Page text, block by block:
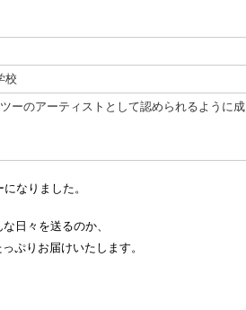
校
ーのアーティストとして認められるように成
なりました。
日々を送るのか、
ぷりお届けいたします。